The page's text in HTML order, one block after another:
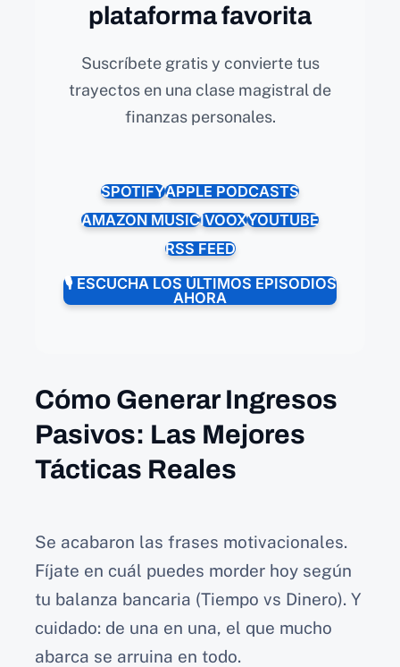
plataforma favorita
Suscríbete gratis y convierte tus
trayectos en una clase magistral de
finanzas personales.
SPOTIFYAPPLE PODCASTS
AMAZON MUSICIVOOXYOUTUBE
RSS FEED
🎙️ ESCUCHA LOS ÚLTIMOS EPISODIOS
AHORA
Cómo Generar Ingresos
Pasivos: Las Mejores
Tácticas Reales
Se acabaron las frases motivacionales.
Fíjate en cuál puedes morder hoy según
tu balanza bancaria (Tiempo vs Dinero). Y
cuidado: de una en una, el que mucho
abarca se arruina en todo.